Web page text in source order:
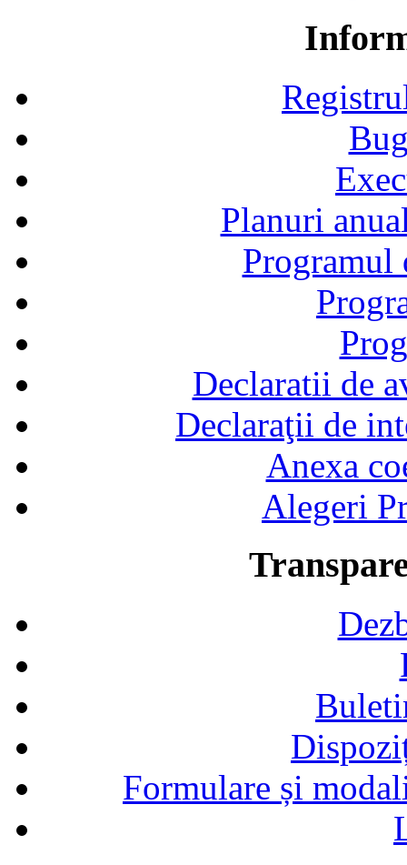
Planuri
Declaratii de
Declaraţii de
Anexa
Alegeri
Formulare și